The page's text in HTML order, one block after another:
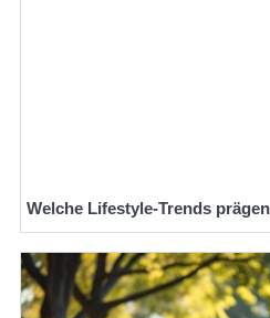
Welche Lifestyle-Trends